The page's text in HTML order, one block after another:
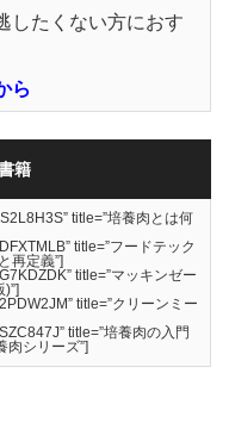
したくない方におす
ら
籍
title=”培養肉とは何
title=”フードテック
再定義”]
title=”マッキンゼー
)”]
title=”クリーンミー
title=”培養肉の入門
肉シリーズ”]